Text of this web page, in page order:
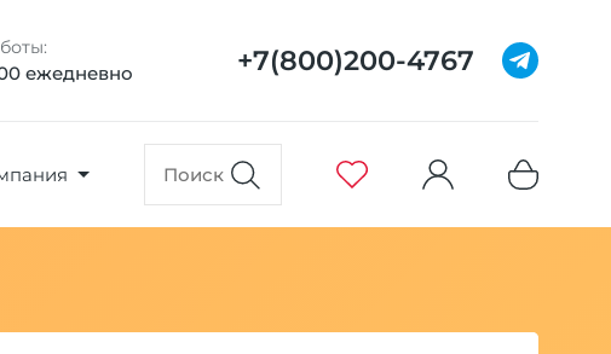
ежедневно +7(800)200-4767